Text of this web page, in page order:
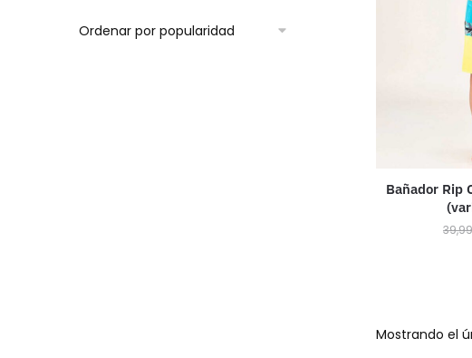
Bañador Rip
Mostrando el